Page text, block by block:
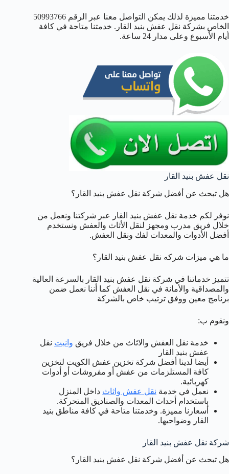
خدمتنا مميزة لذلك يمكن التواصل معنا عبر الرقم 50993766
الخاص بشركة نقل عفش بنيد القار. خدمتنا متاحة في كافة
أيام الأسبوع وعلى مدار 24 ساعة.
نقل عفش بنيد القار
هل تبحث عن أفضل شركة نقل عفش بنيد القار؟
نوفر لكم خدمة نقل عفش بنيد القار عبر شركتنا ونعمل من
خلال فريق مدرب ومجهز لنقل الأثاث والعفش ونستخدم
أفضل الأدوات والمعدات لفك ونقل العفش.
ما هي ميزات شركه نقل عفش بنيد القار؟
تتميز خدماتنا في شركة نقل عفش بنيد القار بالسرعة العالية
والمصداقية والأمانة في نقل العفش كما أننا نعمل ضمن
برنامج معين ووفق ترتيب خاص بالشركة
ونقوم ب:
خدمة نقل العفش والاثاث من خلال فريق وانيت نقل
عفش بنيد القار
أيضا لدينا أفضل شركة تخزين عفش الكويت لتخزين
كافة المستلزمات من عفش أو مفروشات أو أدوات
كهربائية.
نعمل في خدمة نقل عفش واثاث داخل المنزل
باستخدام أحداث المعدات والصناديق المتحركة.
أسعارنا مميزة. وخدمتنا متاحة في كافة مناطق بنيد
القار وضواحيها.
شركة نقل عفش بنيد القار
هل تبحث عن أفضل شركة نقل عفش بنيد القار؟